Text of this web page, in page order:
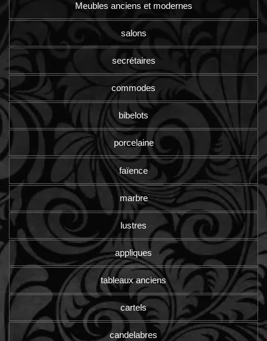
Meubles anciens et modernes
salons
secrétaires
commodes
bibelots
porcelaine
faïence
marbre
lustres
appliques
tableaux anciens
cartels
candelabres